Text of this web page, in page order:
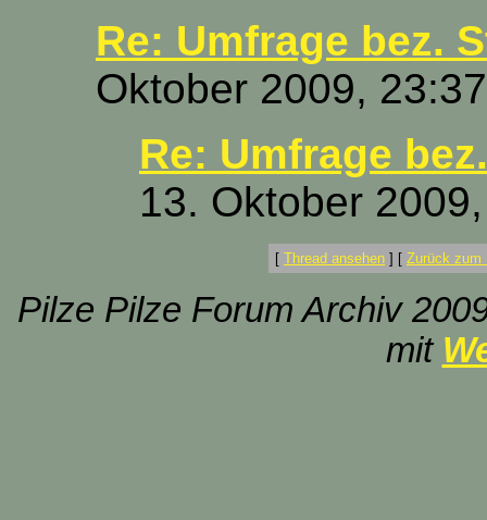
Re: Umfrage bez.
Oktober 2009,
Re: Umfrage
13. Oktober
[ Thread ansehen ] [ Zurück zum
Pilze Pilze Forum Archiv
mit